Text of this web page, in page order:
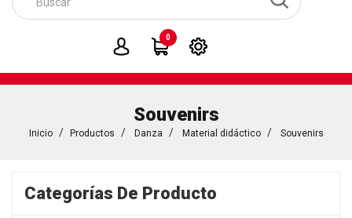
0
Souvenirs
Inicio Productos Danza Material didáctico Souvenirs
Categorías De Producto